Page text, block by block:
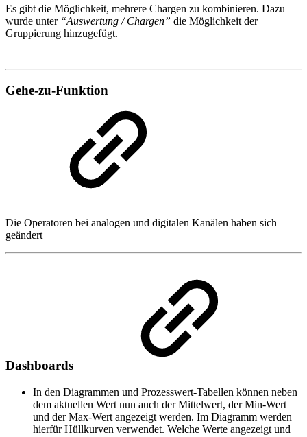
Es gibt die Möglichkeit, mehrere Chargen zu kombinieren. Dazu
wurde unter “Auswertung / Chargen” die Möglichkeit der
Gruppierung hinzugefügt.
Gehe-zu-Funktion
Die Operatoren bei analogen und digitalen Kanälen haben sich
geändert
Dashboards
In den Diagrammen und Prozesswert-Tabellen können neben
dem aktuellen Wert nun auch der Mittelwert, der Min-Wert
und der Max-Wert angezeigt werden. Im Diagramm werden
hierfür Hüllkurven verwendet. Welche Werte angezeigt und